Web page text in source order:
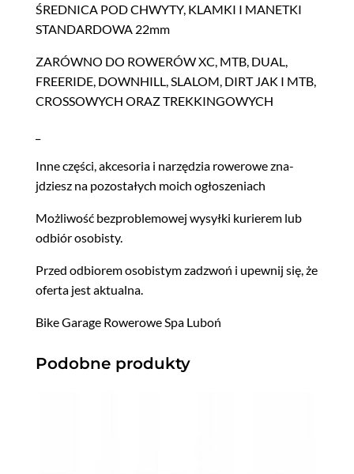
ŚREDNICA POD CHWYTY, KLAMKI I MANETKI
STANDARDOWA 22mm
ZARÓWNO DO ROWERÓW XC, MTB, DUAL,
FREERIDE, DOWNHILL, SLALOM, DIRT JAK I MTB,
CROSSOWYCH ORAZ TREKKINGOWYCH
Inne częś­ci, akce­so­ria i narzędzia rowerowe zna­
jdziesz na pozostałych moich ogłoszeniach
Możli­wość bezprob­le­mowej wysył­ki kuri­erem lub
odbiór osobisty.
Przed odbiorem oso­bistym zadz­woń i upewnij się, że
ofer­ta jest aktualna.
Bike Garage Rowerowe Spa Luboń
Podobne produkty